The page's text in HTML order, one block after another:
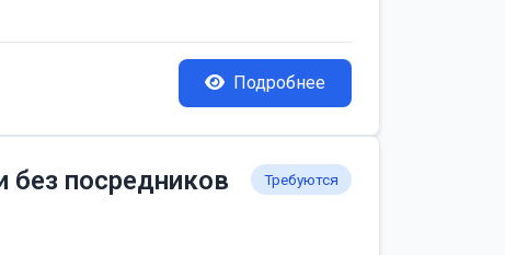
Подробнее
без посредников Требуются